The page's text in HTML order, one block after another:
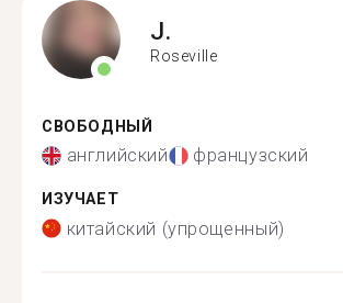
J.
Roseville
СВОБОДНЫЙ
английский французский
ИЗУЧАЕТ
китайский (упрощенный)